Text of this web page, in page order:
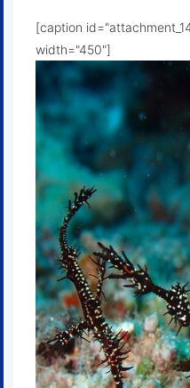
[caption
width="450"]